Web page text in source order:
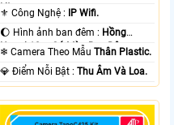
Lite .
⚜️ Công Nghệ : IP Wifi.
🌔 Hình ảnh ban đêm : Hồng
Ngoại 10m Có Màu Ban Ðêm.
❄ Camera Theo MẫuThân Plastic.
️💎 Điểm Nỗi Bật :Thu Âm Và Loa.